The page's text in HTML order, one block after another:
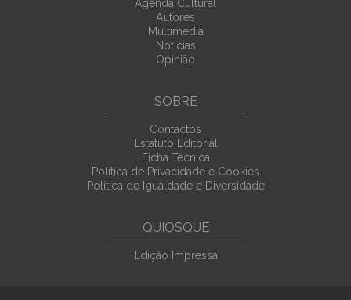
Agenda Cultural
Autores
Multimedia
Noticias
Opinião
SOBRE
Contactos
Estatuto Editorial
Ficha Técnica
Política de Privacidade e Cookies
Política de Igualdade e Diversidade
QUIOSQUE
Edição Impressa